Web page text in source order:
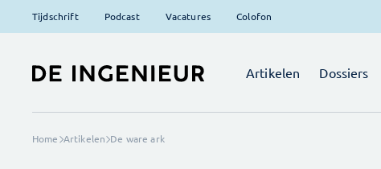
Tijdschrift Podcast Vacatures Colofon
Artikelen Dossiers
Home Artikelen De ware ark